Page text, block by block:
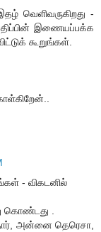
வெளிவருகிறது -
இணையப்பக்க
கூறுங்கள்.
- விகடனில்
கொண்டது .
அன்னை தெரெசா,